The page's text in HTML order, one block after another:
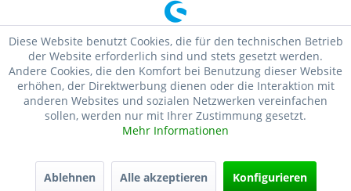
Diese Website benutzt Cookies, die für den technischen Betrieb
der Website erforderlich sind und stets gesetzt werden.
Andere Cookies, die den Komfort bei Benutzung dieser Website
erhöhen, der Direktwerbung dienen oder die Interaktion mit
anderen Websites und sozialen Netzwerken vereinfachen
sollen, werden nur mit Ihrer Zustimmung gesetzt.
Mehr Informationen
Ablehnen Alle akzeptieren Konfigurieren